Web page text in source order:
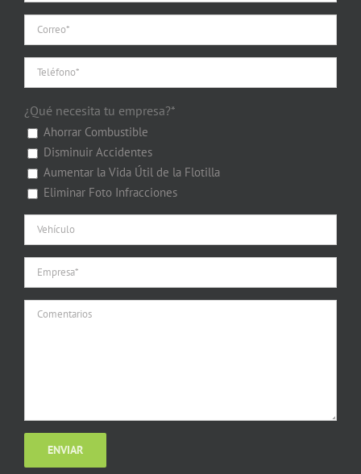
¿Qué necesita tu empresa?*
Ahorrar Combustible
Disminuir Accidentes
Aumentar la Vida Útil de la Flotilla
Eliminar Foto Infracciones